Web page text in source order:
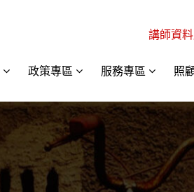
講師資
政策專區 服務專區 照